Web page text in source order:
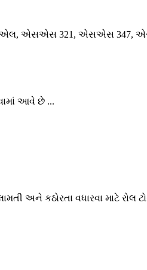
એસએસ 321, એસએસ 347,
આવે છે ...
અને કઠોરતા વધારવા માટે રોલ